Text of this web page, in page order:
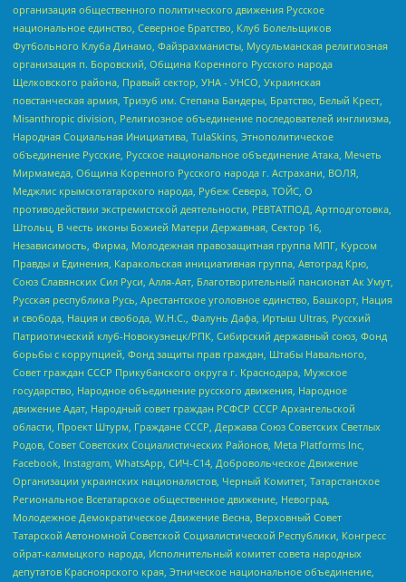
организация общественного политического движения Русское
национальное единство, Северное Братство, Клуб Болельщиков
Футбольного Клуба Динамо, Файзрахманисты, Мусульманская религиозная
организация п. Боровский, Община Коренного Русского народа
Щелковского района, Правый сектор, УНА - УНСО, Украинская
повстанческая армия, Тризуб им. Степана Бандеры, Братство, Белый Крест,
Misanthropic division, Религиозное объединение последователей инглиизма,
Народная Социальная Инициатива, TulaSkins, Этнополитическое
объединение Русские, Русское национальное объединение Атака, Мечеть
Мирмамеда, Община Коренного Русского народа г. Астрахани, ВОЛЯ,
Меджлис крымскотатарского народа, Рубеж Севера, ТОЙС, О
противодействии экстремистской деятельности, РЕВТАТПОД, Артподготовка,
Штольц, В честь иконы Божией Матери Державная, Сектор 16,
Независимость, Фирма, Молодежная правозащитная группа МПГ, Курсом
Правды и Единения, Каракольская инициативная группа, Автоград Крю,
Союз Славянских Сил Руси, Алля-Аят, Благотворительный пансионат Ак Умут,
Русская республика Русь, Арестантское уголовное единство, Башкорт, Нация
и свобода, Нация и свобода, W.H.С., Фалунь Дафа, Иртыш Ultras, Русский
Патриотический клуб-Новокузнецк/РПК, Сибирский державный союз, Фонд
борьбы с коррупцией, Фонд защиты прав граждан, Штабы Навального,
Совет граждан СССР Прикубанского округа г. Краснодара, Мужское
государство, Народное объединение русского движения, Народное
движение Адат, Народный совет граждан РСФСР СССР Архангельской
области, Проект Штурм, Граждане СССР, Держава Союз Советских Светлых
Родов, Совет Советских Социалистических Районов, Meta Platforms Inc,
Facebook, Instagram, WhatsApp, СИЧ-С14, Добровольческое Движение
Организации украинских националистов, Черный Комитет, Татарстанское
Региональное Всетатарское общественное движение, Невоград,
Молодежное Демократическое Движение Весна, Верховный Совет
Татарской Автономной Советской Социалистической Республики, Конгресс
ойрат-калмыцкого народа, Исполнительный комитет совета народных
депутатов Красноярского края, Этническое национальное объединение,